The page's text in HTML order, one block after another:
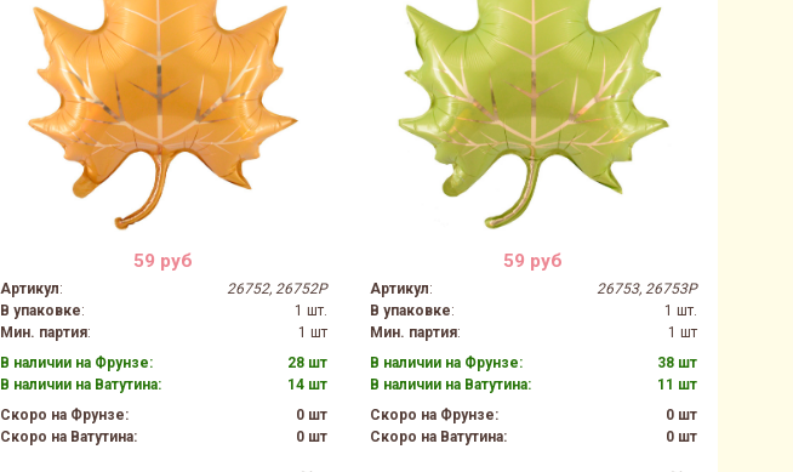
59 руб
Артикул:
26752, 26752P
В упаковке:
1 шт.
Мин. партия:
1 шт
В наличии на Фрунзе:
28 шт
В наличии на Ватутина:
14 шт
Скоро на Фрунзе:
0 шт
Скоро на Ватутина:
0 шт
59 руб
Артикул:
26753, 26753P
В упаковке:
1 шт.
Мин. партия:
1 шт
В наличии на Фрунзе:
38 шт
В наличии на Ватутина:
11 шт
Скоро на Фрунзе:
0 шт
Скоро на Ватутина:
0 шт